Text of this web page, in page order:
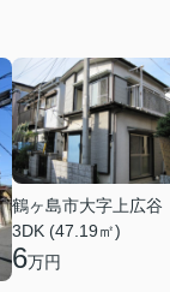
鶴ヶ島市大字上広谷
3DK (47.19㎡)
6万円